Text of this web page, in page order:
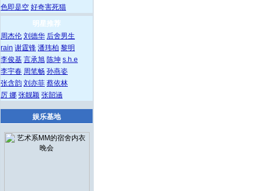
色即是空 好奇害死猫
明星推荐
周杰伦 刘德华 后舍男生
rain 谢霆锋 潘玮柏 黎明
李俊基 言承旭 陈坤 s.h.e
李宇春 周笔畅 孙燕姿
张含韵 刘亦菲 蔡依林
厉 娜 张靓颖 张韶涵
娱乐基地